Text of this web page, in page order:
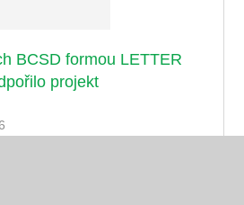
BCSD formou LETTER
projekt